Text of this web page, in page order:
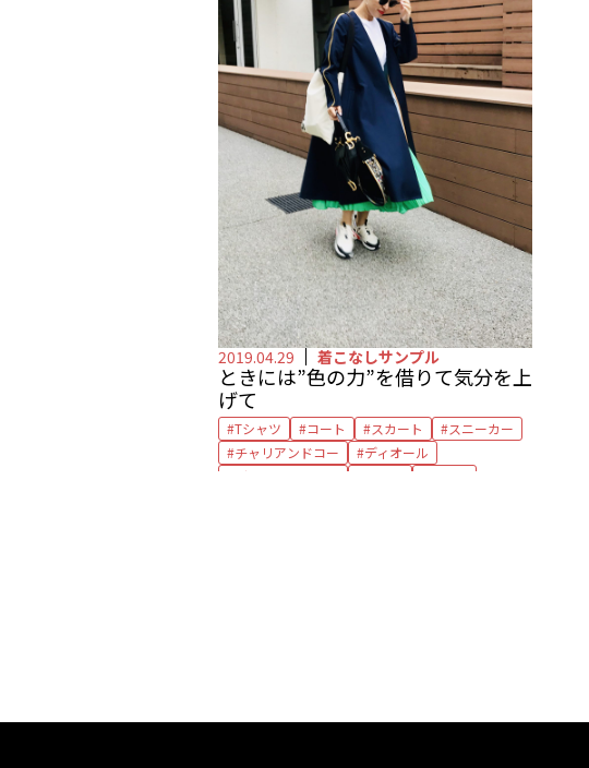
2019.04.29 着こなしサンプル
ときには”色の力”を借りて気分を上
げて
Tシャツ コート スカート
スニーカー
チャリアンドコー
ディオール
デザインワークス